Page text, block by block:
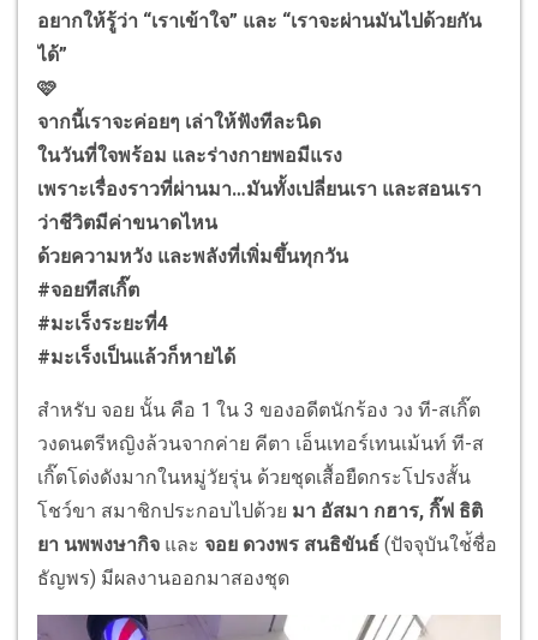
อยากให้รู้ว่า “เราเข้าใจ” และ “เราจะผ่านมันไปด้วยกัน
ได้”
🩷
จากนี้เราจะค่อยๆ เล่าให้ฟังทีละนิด
ในวันที่ใจพร้อม และร่างกายพอมีแรง
เพราะเรื่องราวที่ผ่านมา…มันทั้งเปลี่ยนเรา และสอนเรา
ว่าชีวิตมีค่าขนาดไหน
ด้วยความหวัง และพลังที่เพิ่มขึ้นทุกวัน
#จอยทีสเกิ๊ต
#มะเร็งระยะที่4
#มะเร็งเป็นแล้วก็หายได้
สำหรับ จอย นั้น คือ 1 ใน 3 ของอดีตนักร้อง วง ที-สเกิ๊ต
วงดนตรีหญิงล้วนจากค่าย คีตา เอ็นเทอร์เทนเม้นท์ ที-ส
เกิ๊ตโด่งดังมากในหมู่วัยรุ่น ด้วยชุดเสื้อยืดกระโปรงสั้น
โชว์ขา สมาชิกประกอบไปด้วย มา อัสมา กฮาร, กิ๊ฟ ธิติ
ยา นพพงษากิจ และ จอย ดวงพร สนธิขันธ์ (ปัจจุบันใช่้ชื่อ
ธัญพร) มีผลงานออกมาสองชุด